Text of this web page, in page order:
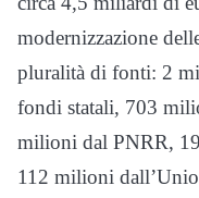
modernizzazione
pluralità di fonti: 2
fondi statali, 703
milioni dal PNRR,
112 milioni